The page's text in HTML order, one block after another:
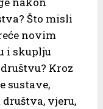
Što misli
novim
i skuplju
Kroz
sustave,
vjeru,